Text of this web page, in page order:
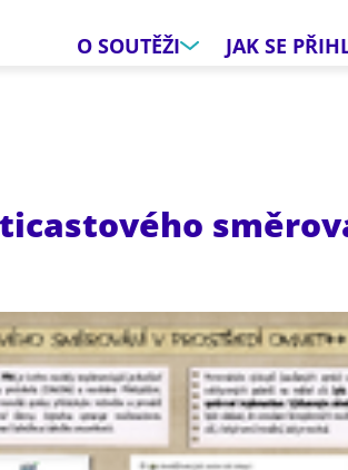
O SOUTĚŽI JAK SE